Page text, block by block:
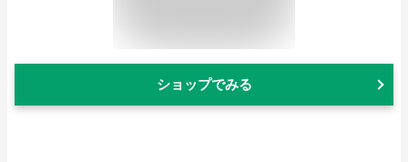
ショップでみる